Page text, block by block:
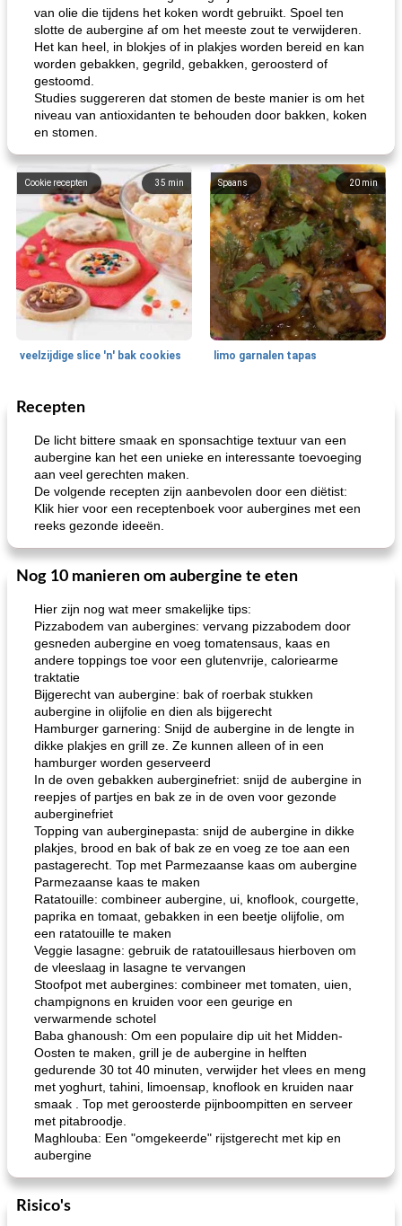
van olie die tijdens het koken wordt gebruikt. Spoel ten
slotte de aubergine af om het meeste zout te verwijderen.
Het kan heel, in blokjes of in plakjes worden bereid en kan
worden gebakken, gegrild, gebakken, geroosterd of
gestoomd.
Studies suggereren dat stomen de beste manier is om het
niveau van antioxidanten te behouden door bakken, koken
en stomen.
35 min
Cookie recepten
veelzijdige slice 'n' bak cookies
20 min
Spaans
limo garnalen tapas
Zeevruchten
geroosterde tilapia parmezaan spaghetti squash i
Recepten
De licht bittere smaak en sponsachtige textuur van een
aubergine kan het een unieke en interessante toevoeging
aan veel gerechten maken.
De volgende recepten zijn aanbevolen door een diëtist:
Klik hier voor een receptenboek voor aubergines met een
reeks gezonde ideeën.
Nog 10 manieren om aubergine te eten
Hier zijn nog wat meer smakelijke tips:
Pizzabodem van aubergines: vervang pizzabodem door
gesneden aubergine en voeg tomatensaus, kaas en
andere toppings toe voor een glutenvrije, caloriearme
traktatie
Bijgerecht van aubergine: bak of roerbak stukken
aubergine in olijfolie en dien als bijgerecht
Hamburger garnering: Snijd de aubergine in de lengte in
dikke plakjes en grill ze. Ze kunnen alleen of in een
hamburger worden geserveerd
In de oven gebakken auberginefriet: snijd de aubergine in
reepjes of partjes en bak ze in de oven voor gezonde
auberginefriet
Topping van auberginepasta: snijd de aubergine in dikke
plakjes, brood en bak of bak ze en voeg ze toe aan een
pastagerecht. Top met Parmezaanse kaas om aubergine
Parmezaanse kaas te maken
Ratatouille: combineer aubergine, ui, knoflook, courgette,
paprika en tomaat, gebakken in een beetje olijfolie, om
een ​​ratatouille te maken
Veggie lasagne: gebruik de ratatouillesaus hierboven om
de vleeslaag in lasagne te vervangen
Stoofpot met aubergines: combineer met tomaten, uien,
champignons en kruiden voor een geurige en
verwarmende schotel
Baba ghanoush: Om een ​​populaire dip uit het Midden-
Oosten te maken, grill je de aubergine in helften
gedurende 30 tot 40 minuten, verwijder het vlees en meng
met yoghurt, tahini, limoensap, knoflook en kruiden naar
smaak . Top met geroosterde pijnboompitten en serveer
met pitabroodje.
Maghlouba: Een "omgekeerde" rijstgerecht met kip en
aubergine
Risico's